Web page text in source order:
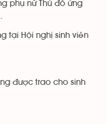
phụ nữ Thủ đô ứng
tại Hội nghị sinh viên
được trao cho sinh